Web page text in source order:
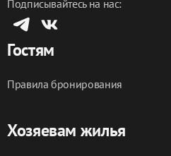
Ворошиловский торговый
Парк Саши Филиппова.
Для постоянных гостей
Подписывайтесь на нас:
Гостям
Правила бронирования
Хозяевам жилья